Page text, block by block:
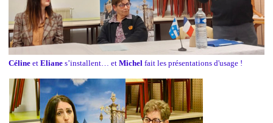
Céline et Eliane s’installent… et Michel fait les présentations d'usage !